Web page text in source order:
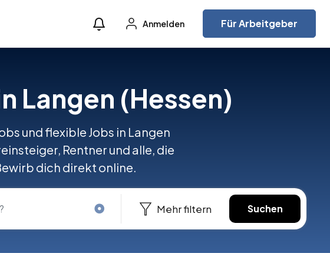
Anmelden Für Arbeitgeber
Langen (Hessen)
und flexible Jobs in Langen
Rentner und alle, die
dich direkt online.
Mehr filtern Suchen